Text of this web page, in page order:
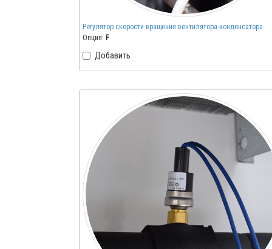
Регулятор скорости вращения вентилятора конденсатора.
Опция: F
Добавить